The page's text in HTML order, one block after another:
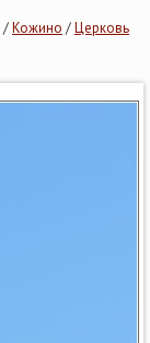
/Кожино /Церковь